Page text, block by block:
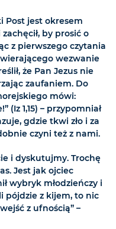
Post jest okresem
by prosić o
z pierwszego czytania
wezwanie
że Pan Jezus nie
zaufaniem. Do
mówi:
(Iz 1,15) – przypomniał
gdzie tkwi zło i za
czyni też z nami.
i dyskutujmy. Trochę
Jest jak ojciec
wybryk młodzieńczy i
pójdzie z kijem, to nic
z ufnością” –